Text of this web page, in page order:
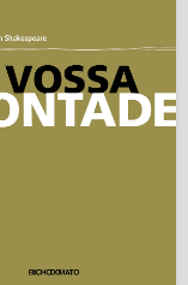
Villas-Boas